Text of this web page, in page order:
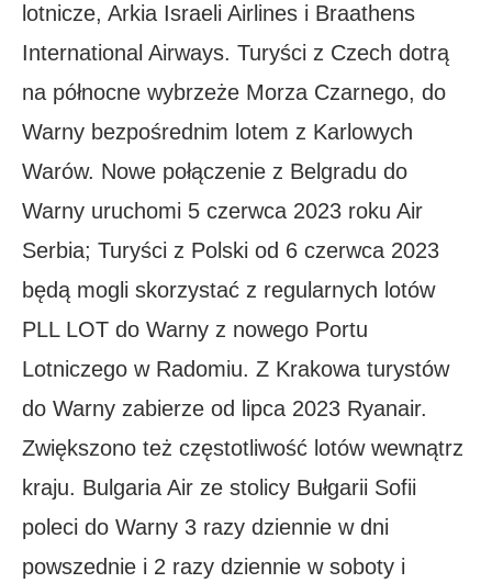
lotnicze, Arkia Israeli Airlines i Braathens
International Airways. Turyści z Czech dotrą
na północne wybrzeże Morza Czarnego, do
Warny bezpośrednim lotem z Karlowych
Warów. Nowe połączenie z Belgradu do
Warny uruchomi 5 czerwca 2023 roku Air
Serbia; Turyści z Polski od 6 czerwca 2023
będą mogli skorzystać z regularnych lotów
PLL LOT do Warny z nowego Portu
Lotniczego w Radomiu. Z Krakowa turystów
do Warny zabierze od lipca 2023 Ryanair.
Zwiększono też częstotliwość lotów wewnątrz
kraju. Bulgaria Air ze stolicy Bułgarii Sofii
poleci do Warny 3 razy dziennie w dni
powszednie i 2 razy dziennie w soboty i